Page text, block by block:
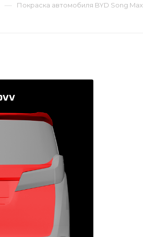
— Покраска автомобиля BYD Song Max